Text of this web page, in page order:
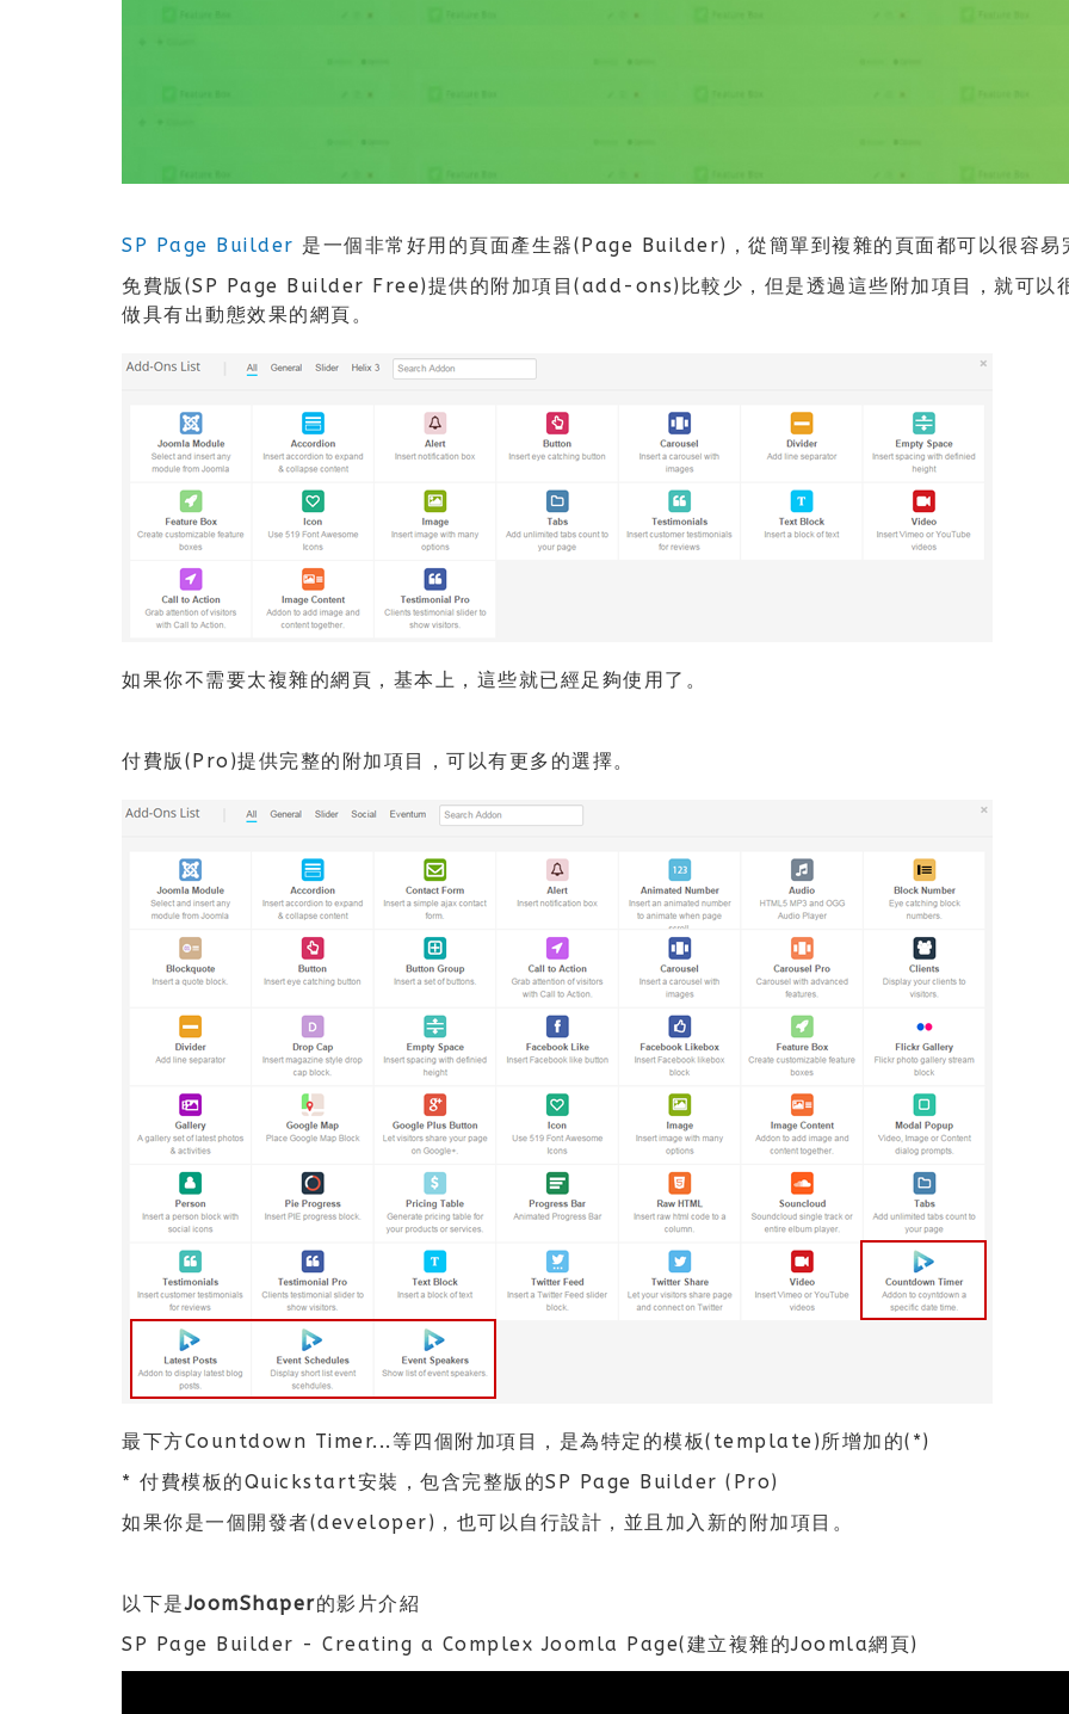
SP Page Builder 是一個非常好用的頁面產生器(Page Builder)，從簡單到複雜的頁面都可以很容易
免費版(SP Page Builder Free)提供的附加項目(add-ons)比較少，但是透過這些附加項目，就可以
做具有出動態效果的網頁。
如果你不需要太複雜的網頁，基本上，這些就已經足夠使用了。
付費版(Pro)提供完整的附加項目，可以有更多的選擇。
最下方Countdown Timer...等四個附加項目，是為特定的模板(template)所增加的(*)
* 付費模板的Quickstart安裝，包含完整版的SP Page Builder (Pro)
如果你是一個開發者(developer)，也可以自行設計，並且加入新的附加項目。
以下是JoomShaper的影片介紹
SP Page Builder - Creating a Complex Joomla Page(建立複雜的Joomla網頁)